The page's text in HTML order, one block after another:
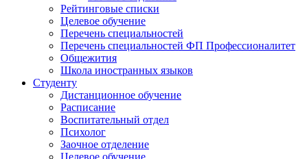
Рейтинговые списки
Целевое обучение
Перечень специальностей
Перечень специальностей ФП Профессионалитет
Общежития
Школа иностранных языков
Студенту
Дистанционное обучение
Расписание
Воспитательный отдел
Психолог
Заочное отделение
Целевое обучение